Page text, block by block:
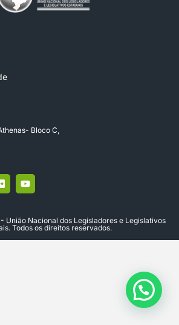
Bloco C,
União Nacional dos Legisladores e Legislativos
Todos os direitos reservados.